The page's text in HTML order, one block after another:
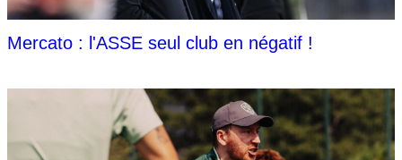
Mercato : l'ASSE seul club en négatif !